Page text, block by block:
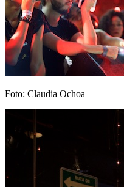
Foto: Claudia Ochoa